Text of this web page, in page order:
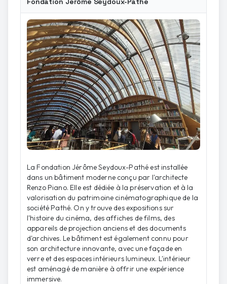
La Fondation Jérôme Seydoux-Pathé est installée
dans un bâtiment moderne conçu par l'architecte
Renzo Piano. Elle est dédiée à la préservation et à la
valorisation du patrimoine cinématographique de la
société Pathé. On y trouve des expositions sur
l'histoire du cinéma, des affiches de films, des
appareils de projection anciens et des documents
d'archives. Le bâtiment est également connu pour
son architecture innovante, avec une façade en
verre et des espaces intérieurs lumineux. L'intérieur
est aménagé de manière à offrir une expérience
immersive.